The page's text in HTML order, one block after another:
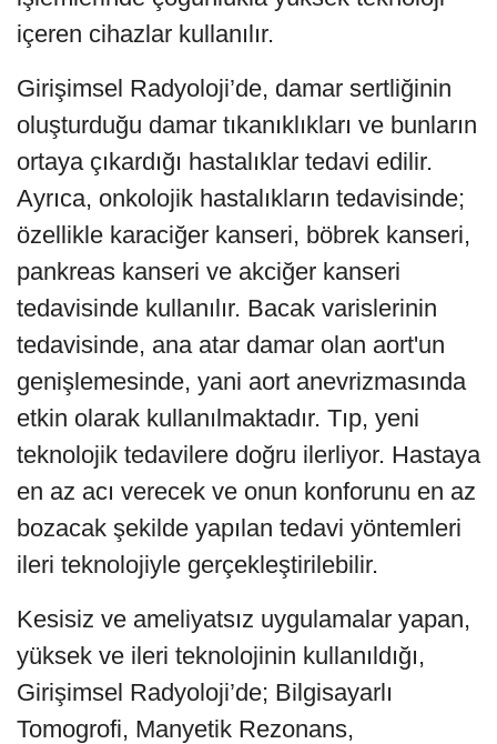
içeren cihazlar kullanılır.
Girişimsel Radyoloji’de, damar sertliğinin
oluşturduğu damar tıkanıklıkları ve bunların
ortaya çıkardığı hastalıklar tedavi edilir.
Ayrıca, onkolojik hastalıkların tedavisinde;
özellikle karaciğer kanseri, böbrek kanseri,
pankreas kanseri ve akciğer kanseri
tedavisinde kullanılır. Bacak varislerinin
tedavisinde, ana atar damar olan aort'un
genişlemesinde, yani aort anevrizmasında
etkin olarak kullanılmaktadır. Tıp, yeni
teknolojik tedavilere doğru ilerliyor. Hastaya
en az acı verecek ve onun konforunu en az
bozacak şekilde yapılan tedavi yöntemleri
ileri teknolojiyle gerçekleştirilebilir.
Kesisiz ve ameliyatsız uygulamalar yapan,
yüksek ve ileri teknolojinin kullanıldığı,
Girişimsel Radyoloji’de; Bilgisayarlı
Tomogrofi, Manyetik Rezonans,